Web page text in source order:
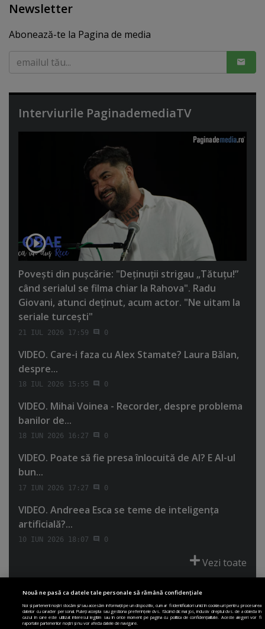
Newsletter
Abonează-te la Pagina de media
Interviurile PaginademediaTV
Poveşti din puşcărie: "Deţinuţii strigau „Tătuţu!”
când serialul se filma chiar la Rahova". Radu
Giovani, atunci deţinut, acum actor. "Ne uitam la
seriale turceşti"
21 IUL 2026 17:59 0
VIDEO. Care-i faza cu Alex Stamate? Laura Bălan,
despre...
18 IUL 2026 15:55 0
VIDEO. Mihai Voinea - Recorder, despre problema
banilor de...
18 IUN 2026 16:27 0
VIDEO. Poate să fie presa înlocuită de AI? E AI-ul
bun...
17 IUN 2026 17:27 0
VIDEO. Andreea Esca se teme de inteligenţa
artificială?...
10 IUN 2026 18:07 0
Vezi toate
PRIMA PAGINĂ
POLITICA DE COLECTARE ACORD COOKIE
Nouă ne pasă ca datele tale personale să rămână confidențiale
Noi și partenerii noștri stocăm și/sau accesăm informații pe un dispozitiv, cum ar fi identificatori unici în cookie-uri pentru procesarea
datelor cu caracter personal. Puteți accepta sau gestiona preferințele dvs. făcând clic mai jos, inclusiv dreptul dvs. de a obiecta în
cazul în care este utilizat interesul legitim sau în orice moment pe pagina cu politica de confidențialitate. Aceste alegeri vor fi
raportate partenerilor noștri și nu vor afecta datele de navigare.